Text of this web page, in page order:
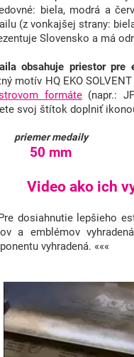
biela, modrá a
(z vonkajšej strany:
Slovensko a má
obsahuje priestor pre
motív HQ EKO
formáte(napr.:
svoj štítok doplniť
priemer medaily
50 mm
Video ako ich
dosiahnutie lepšieho
a emblémov
vyhradená. «««